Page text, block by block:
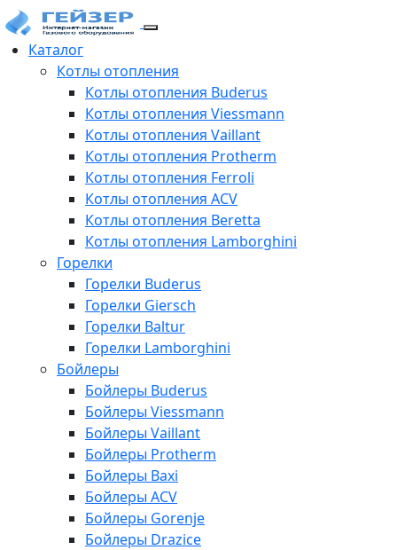
Каталог
Котлы отопления
Котлы отопления Buderus
Котлы отопления Viessmann
Котлы отопления Vaillant
Котлы отопления Protherm
Котлы отопления Ferroli
Котлы отопления ACV
Котлы отопления Beretta
Котлы отопления Lamborghini
Горелки
Горелки Buderus
Горелки Giersch
Горелки Baltur
Горелки Lamborghini
Бойлеры
Бойлеры Buderus
Бойлеры Viessmann
Бойлеры Vaillant
Бойлеры Protherm
Бойлеры Baxi
Бойлеры ACV
Бойлеры Gorenje
Бойлеры Drazice